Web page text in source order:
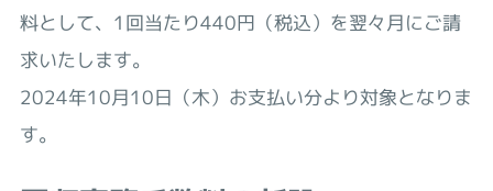
料として、1回当たり440円（税込）を翌々月にご請
求いたします。
2024年10月10日（木）お支払い分より対象となりま
す。